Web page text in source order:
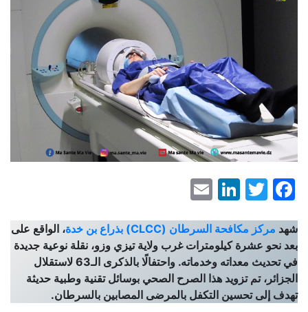
Facebook
Twitter
LinkedIn
شهد مركز مكافحة السرطان (CLCC) بذراع بن خدة
، الواقع على
بعد نحو عشرة كيلومترات غرب ولاية تيزي وزو، نقلة نوعية جديدة
في تحديث معداته وخدماته. واحتفالًا بالذكرى الـ63 لاستقلال
الجزائر، تم تزويد هذا الصرح الصحي بوسائل تقنية وطبية حديثة
تهدف إلى تحسين التكفل بالمرضى المصابين بالسرطان.